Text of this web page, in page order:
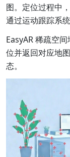
图。定位过程中
通过运动跟踪系统
EasyAR 稀疏空
位并返回对应地
态。